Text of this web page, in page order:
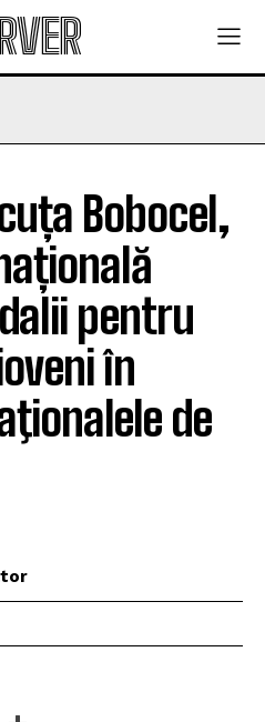
Bobocel,
pentru
în
de